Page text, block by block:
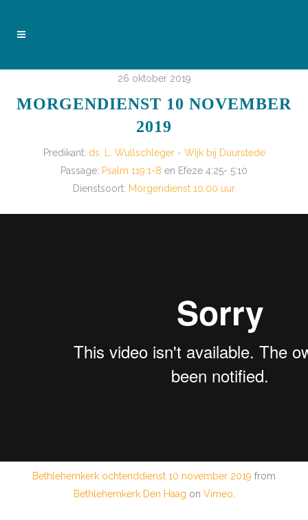
26 oktober 2019
MORGENDIENST 10 NOVEMBER
2019
Predikant: ds. L. Wullschleger - Wijk bij Duurstede
Passage: Psalm 119:1-8 en Efeze 4:25- 5:10
Dienstsoort: Morgendienst 10.00 uur
Bethlehemkerk ochtenddienst 10 november 2019 from
Bethlehemkerk Den Haag on Vimeo